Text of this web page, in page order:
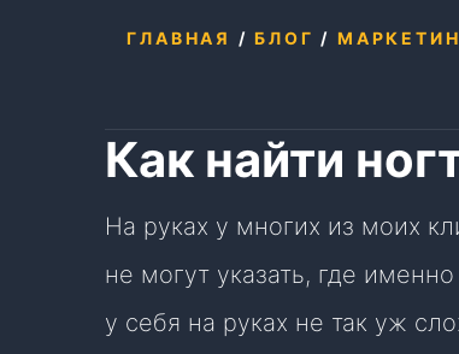
ГЛАВНАЯ /БЛОГ /
Как найти
На руках у многих из моих
не могут указать, где
у себя на руках не так уж